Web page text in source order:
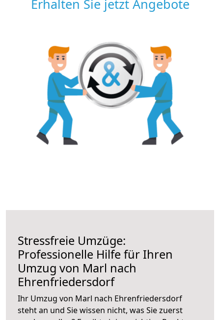
Erhalten Sie jetzt Angebote
Stressfreie Umzüge:
Professionelle Hilfe für Ihren
Umzug von Marl nach
Ehrenfriedersdorf
Ihr Umzug von Marl nach Ehrenfriedersdorf
steht an und Sie wissen nicht, was Sie zuerst